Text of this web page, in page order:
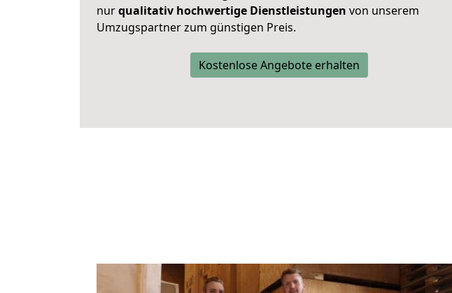
nurqualitativ hochwertige Dienstleistungen von unserem
Umzugspartner zum günstigen Preis.
Kostenlose Angebote erhalten